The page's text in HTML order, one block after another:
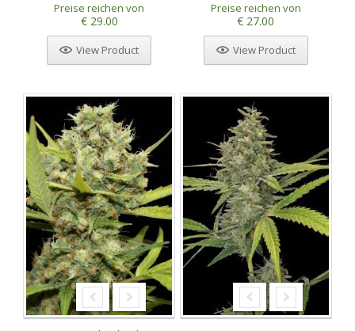
Preise reichen von
€ 29.00
View Product
Preise reichen von
€ 27.00
View Product